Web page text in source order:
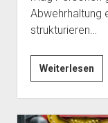
Abwehrhaltung
strukturieren…
Weiterlesen
–